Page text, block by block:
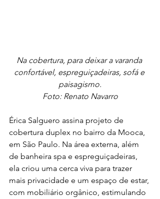
Na cobertura, para deixar a varanda
confortável, espreguiçadeiras, sofá e
paisagismo.
Foto: Renato Navarro
Érica Salguero assina projeto de
cobertura duplex no bairro da Mooca,
em São Paulo. Na área externa, além
de banheira spa e espreguiçadeiras,
ela criou uma cerca viva para trazer
mais privacidade e um espaço de estar,
com mobiliário orgânico, estimulando